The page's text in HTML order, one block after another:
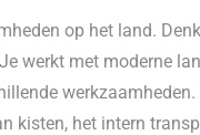
op het land.
werkt met moderne
kisten, het intern